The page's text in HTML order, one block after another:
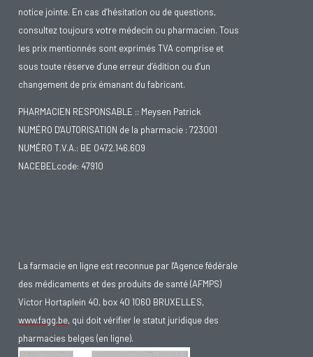
notice jointe. En cas d’hésitation ou de questions,
consultez toujours votre médecin ou pharmacien. Tous
les prix mentionnés sont exprimés TVA comprise et
sous toute réserve d’une erreur d’édition ou d’un
changement de prix émanant du fabricant.
PHARMACIEN RESPONSABLE :: Meysen Patrick
NUMÉRO D'AUTORISATION de la pharmacie : 723001
NUMÉRO T.V.A.: BE 0472.146.609
NACEBELcode: 47910
La farmacie en ligne est reconnue par l'Agence fédérale
des médicaments et des produits de santé (AFMPS)
Victor Hortaplein 40, box 40 1060 BRUXELLES,
www.fagg.be, qui doit vérifier le statut juridique des
pharmacies belges (en ligne).